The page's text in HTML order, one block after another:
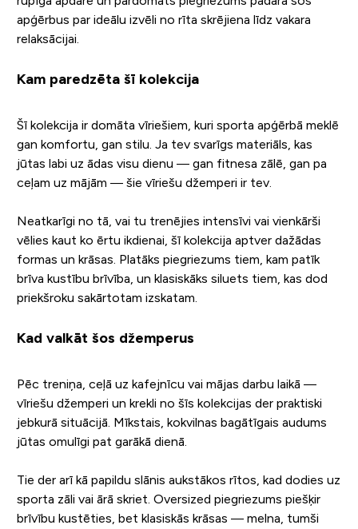
apģērbus par ideālu izvēli no rīta skrējiena līdz vakara
relaksācijai.
Kam paredzēta šī kolekcija
Šī kolekcija ir domāta vīriešiem, kuri sporta apģērbā meklē
gan komfortu, gan stilu. Ja tev svarīgs materiāls, kas
jūtas labi uz ādas visu dienu — gan fitnesa zālē, gan pa
ceļam uz mājām — šie vīriešu džemperi ir tev.
Neatkarīgi no tā, vai tu trenējies intensīvi vai vienkārši
vēlies kaut ko ērtu ikdienai, šī kolekcija aptver dažādas
formas un krāsas. Platāks piegriezums tiem, kam patīk
brīva kustību brīvība, un klasiskāks siluets tiem, kas dod
priekšroku sakārtotam izskatam.
Kad valkāt šos džemperus
Pēc treniņa, ceļā uz kafejnīcu vai mājas darbu laikā —
vīriešu džemperi un krekli no šīs kolekcijas der praktiski
jebkurā situācijā. Mīkstais, kokvilnas bagātīgais audums
jūtas omulīgi pat garākā dienā.
Tie der arī kā papildu slānis aukstākos rītos, kad dodies uz
sporta zāli vai ārā skriet. Oversized piegriezums piešķir
brīvību kustēties, bet klasiskās krāsas — melna, tumši